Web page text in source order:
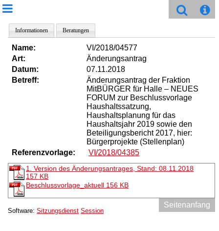
Informationen Beratungen
Name:
VI/2018/04577
Art:
Änderungsantrag
Datum:
07.11.2018
Betreff:
Änderungsantrag der Fraktion
MitBÜRGER für Halle – NEUES
FORUM zur Beschlussvorlage
Haushaltssatzung,
Haushaltsplanung für das
Haushaltsjahr 2019 sowie den
Beteiligungsbericht 2017, hier:
Bürgerprojekte (Stellenplan)
Referenzvorlage:
VI/2018/04385
1. Version des Änderungsantrages, Stand: 08.11.2018
157 KB
Beschlussvorlage_aktuell 156 KB
Seitenanfang
Software: Sitzungsdienst Session